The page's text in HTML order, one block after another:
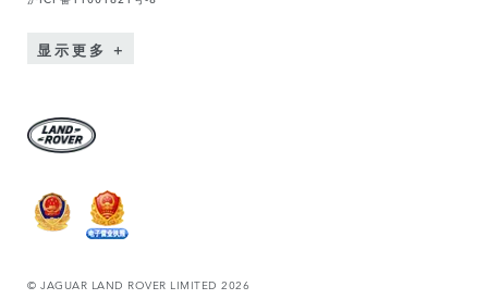
显示更多
© JAGUAR LAND ROVER LIMITED 2026